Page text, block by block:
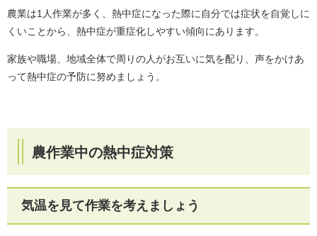
農業は1人作業が多く、熱中症になった際に自分では症状を自覚しに
くいことから、熱中症が重症化しやすい傾向にあります。
家族や職場、地域全体で周りの人がお互いに気を配り、声をかけあ
って熱中症の予防に努めましょう。
農作業中の熱中症対策
気温を見て作業を考えましょう